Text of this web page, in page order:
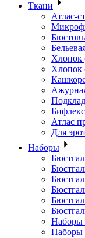
Ткани
Атлас-
Хлопок
Хлопок
Атлас
Для
Наборы
Наборы
Наборы